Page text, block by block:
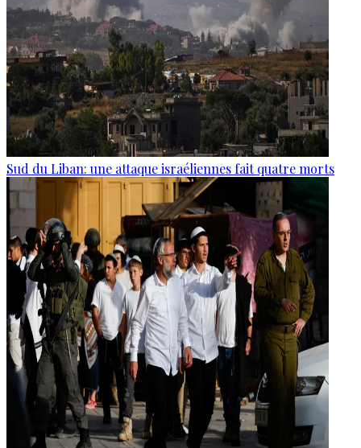
Sud du Liban: une attaque israéliennes fait quatre morts